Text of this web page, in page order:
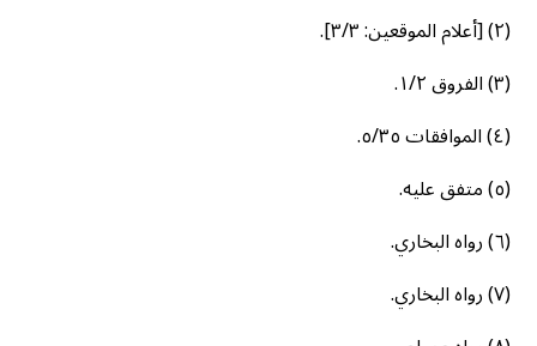
(٢) [أعلام الموقعين: ٣/٣].
(٣) الفروق ١/٢.
(٤) الموافقات ٥/٣٥.
(٥) متفق عليه.
(٦) رواه البخاري.
(٧) رواه البخاري.